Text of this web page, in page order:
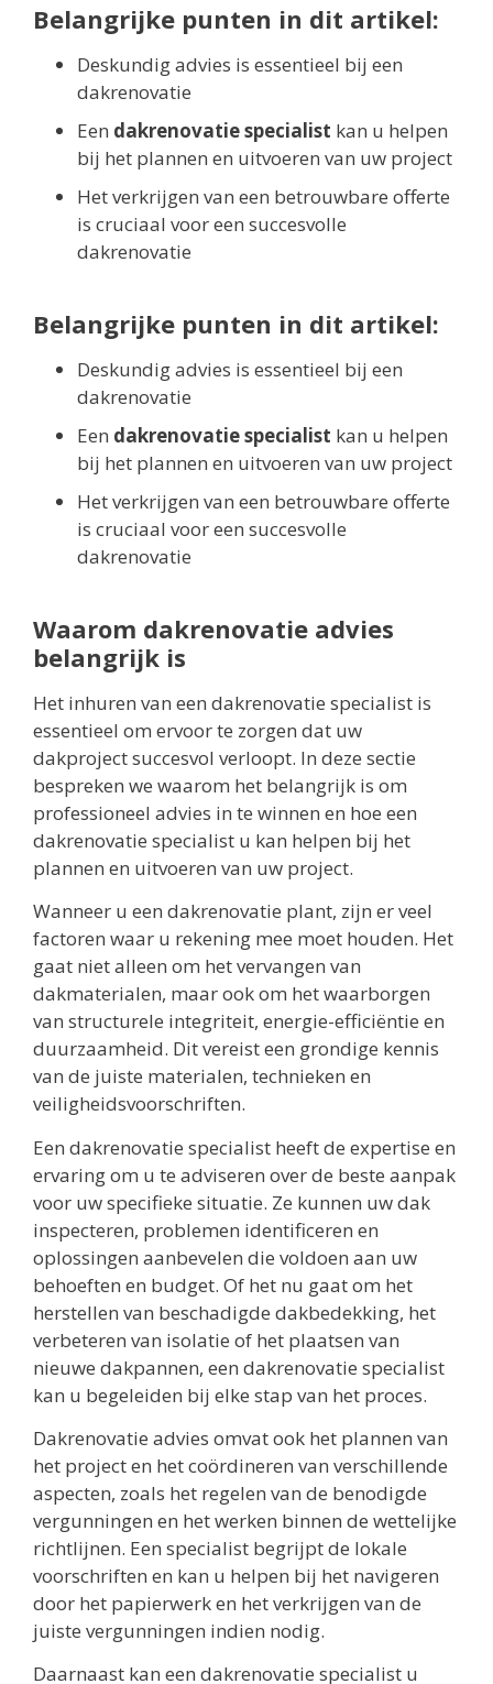
Belangrijke punten in dit artikel:
Deskundig advies is essentieel bij een
dakrenovatie
Een dakrenovatie specialist kan u helpen
bij het plannen en uitvoeren van uw project
Het verkrijgen van een betrouwbare offerte
is cruciaal voor een succesvolle
dakrenovatie
Belangrijke punten in dit artikel:
Deskundig advies is essentieel bij een
dakrenovatie
Een dakrenovatie specialist kan u helpen
bij het plannen en uitvoeren van uw project
Het verkrijgen van een betrouwbare offerte
is cruciaal voor een succesvolle
dakrenovatie
Waarom dakrenovatie advies
belangrijk is
Het inhuren van een dakrenovatie specialist is
essentieel om ervoor te zorgen dat uw
dakproject succesvol verloopt. In deze sectie
bespreken we waarom het belangrijk is om
professioneel advies in te winnen en hoe een
dakrenovatie specialist u kan helpen bij het
plannen en uitvoeren van uw project.
Wanneer u een dakrenovatie plant, zijn er veel
factoren waar u rekening mee moet houden. Het
gaat niet alleen om het vervangen van
dakmaterialen, maar ook om het waarborgen
van structurele integriteit, energie-efficiëntie en
duurzaamheid. Dit vereist een grondige kennis
van de juiste materialen, technieken en
veiligheidsvoorschriften.
Een dakrenovatie specialist heeft de expertise en
ervaring om u te adviseren over de beste aanpak
voor uw specifieke situatie. Ze kunnen uw dak
inspecteren, problemen identificeren en
oplossingen aanbevelen die voldoen aan uw
behoeften en budget. Of het nu gaat om het
herstellen van beschadigde dakbedekking, het
verbeteren van isolatie of het plaatsen van
nieuwe dakpannen, een dakrenovatie specialist
kan u begeleiden bij elke stap van het proces.
Dakrenovatie advies omvat ook het plannen van
het project en het coördineren van verschillende
aspecten, zoals het regelen van de benodigde
vergunningen en het werken binnen de wettelijke
richtlijnen. Een specialist begrijpt de lokale
voorschriften en kan u helpen bij het navigeren
door het papierwerk en het verkrijgen van de
juiste vergunningen indien nodig.
Daarnaast kan een dakrenovatie specialist u